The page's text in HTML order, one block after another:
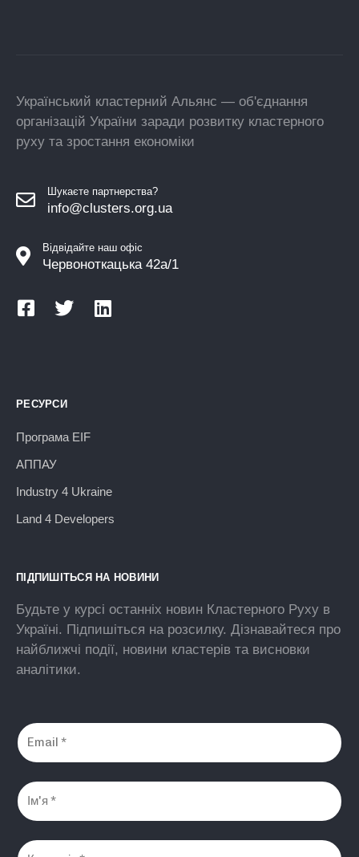
Український кластерний Альянс — об'єднання
організацій України заради розвитку кластерного
руху та зростання економіки
Шукаєте партнерства?
info@clusters.org.ua
Відвідайте наш офіс
Червоноткацька 42а/1
РЕСУРСИ
Програма EIF
АППАУ
Industry 4 Ukraine
Land 4 Developers
ПІДПИШІТЬСЯ НА НОВИНИ
Будьте у курсі останніх новин Кластерного Руху в
Україні. Підпишіться на розсилку. Дізнавайтеся про
найближчі події, новини кластерів та висновки
аналітики.